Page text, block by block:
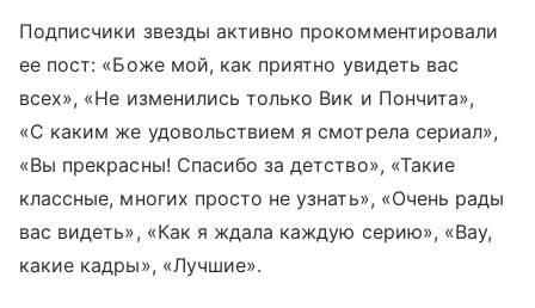
Подписчики звезды активно прокомментировали
ее пост: «Боже мой, как приятно увидеть вас
всех», «Не изменились только Вик и Пончита»,
«С каким же удовольствием я смотрела сериал»,
«Вы прекрасны! Спасибо за детство», «Такие
классные, многих просто не узнать», «Очень рады
вас видеть», «Как я ждала каждую серию», «Вау,
какие кадры», «Лучшие».